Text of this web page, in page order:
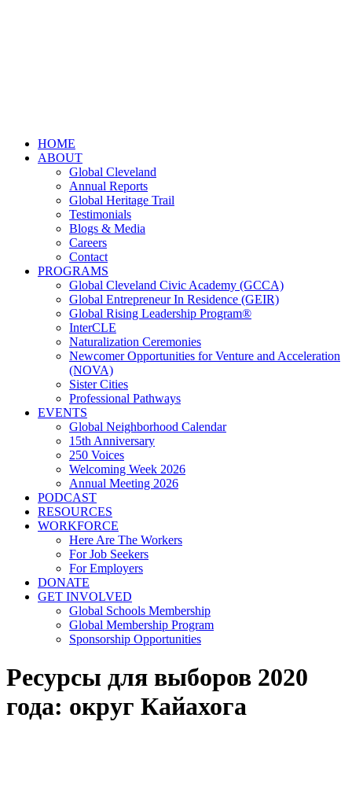
HOME
ABOUT
Global Cleveland
Annual Reports
Global Heritage Trail
Testimonials
Blogs & Media
Careers
Contact
PROGRAMS
Global Cleveland Civic Academy (GCCA)
Global Entrepreneur In Residence (GEIR)
Global Rising Leadership Program®
InterCLE
Naturalization Ceremonies
Newcomer Opportunities for Venture and Acceleration
(NOVA)
Sister Cities
Professional Pathways
EVENTS
Global Neighborhood Calendar
15th Anniversary
250 Voices
Welcoming Week 2026
Annual Meeting 2026
PODCAST
RESOURCES
WORKFORCE
Here Are The Workers
For Job Seekers
For Employers
DONATE
GET INVOLVED
Global Schools Membership
Global Membership Program
Sponsorship Opportunities
Ресурсы для выборов 2020
года: округ Кайахога